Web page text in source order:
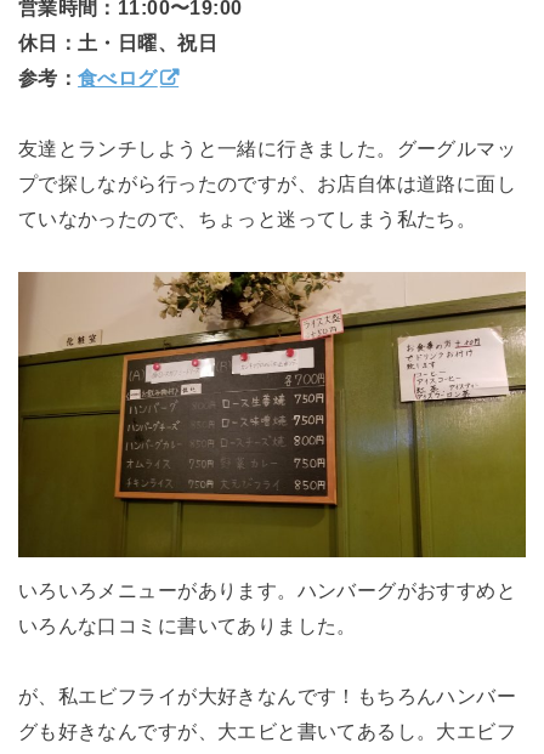
営業時間：11:00〜19:00
休日：土・日曜、祝日
参考：食べログ
友達とランチしようと一緒に行きました。グーグルマッ
プで探しながら行ったのですが、お店自体は道路に面し
ていなかったので、ちょっと迷ってしまう私たち。
いろいろメニューがあります。ハンバーグがおすすめと
いろんな口コミに書いてありました。
が、私エビフライが大好きなんです！もちろんハンバー
グも好きなんですが、大エビと書いてあるし。大エビフ